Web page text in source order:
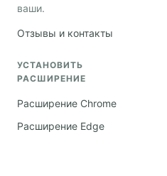
ваши.
Отзывы и контакты
УСТАНОВИТЬ
РАСШИРЕНИЕ
Расширение Chrome
Расширение Edge